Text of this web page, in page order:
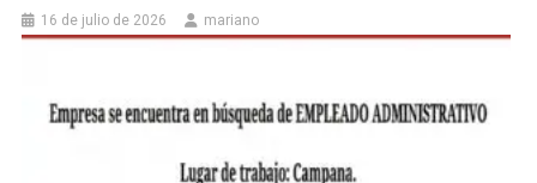
16 de julio de 2026 mariano